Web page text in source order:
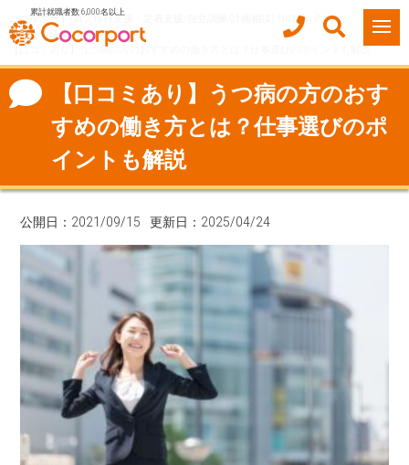
累計就職者数 6,000名以上
ココルポート(就労移行支援・定着支援/自立訓練/計画相談) HOME
お役立ち情報
【口コミあり】うつ病の方のおすすめの働き方とは？仕事選びのポイントも解説
【口コミあり】うつ病の方のおす
すめの働き方とは？仕事選びのポ
イントも解説
公開日：2021/09/15 更新日：2025/04/24